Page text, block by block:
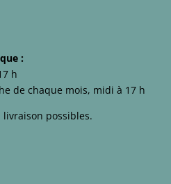
:
h
de chaque mois, midi à 17 h
possibles.